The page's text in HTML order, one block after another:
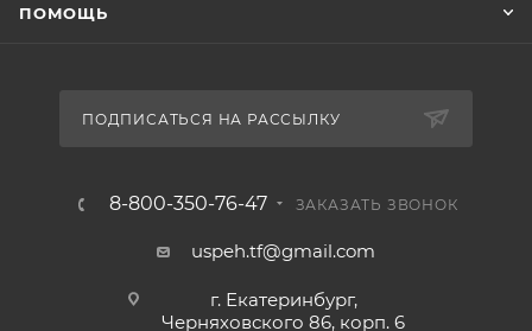
ПОМОЩЬ
ПОДПИСАТЬСЯ НА РАССЫЛКУ
8-800-350-76-47 ЗАКАЗАТЬ ЗВОНОК
uspeh.tf@gmail.com
г. Екатеринбург,
Черняховского 86, корп. 6​